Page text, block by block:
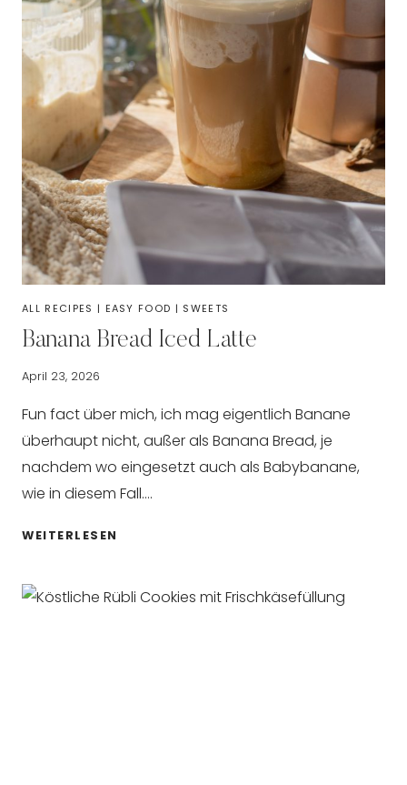
ALL RECIPES | EASY FOOD | SWEETS
Banana Bread Iced Latte
April 23, 2026
Fun fact über mich, ich mag eigentlich Banane
überhaupt nicht, außer als Banana Bread, je
nachdem wo eingesetzt auch als Babybanane,
wie in diesem Fall….
WEITERLESEN
LATTE